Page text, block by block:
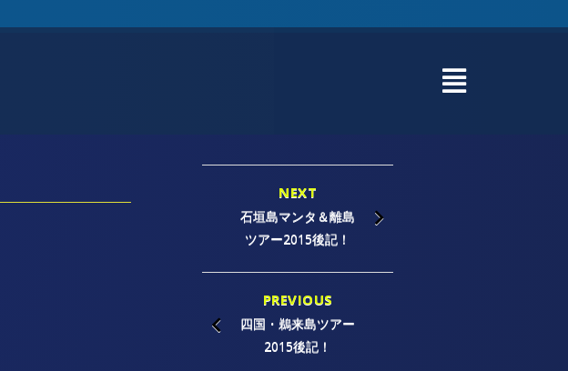
NEXT
石垣島マンタ＆離島
ツアー2015後記！
PREVIOUS
四国・鵜来島ツアー
2015後記！